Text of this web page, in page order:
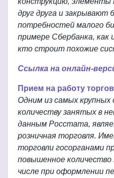
друг друга и закрывают
потребностей малого
примере Сбербанка,
кто строит похожие
Ссылка на онлайн-
Прием на работу
Одним из самых крупных
количеству занятых в
данным Росстата,
розничная торговля.
торговли госорганами
повышенное
числе при оформлении